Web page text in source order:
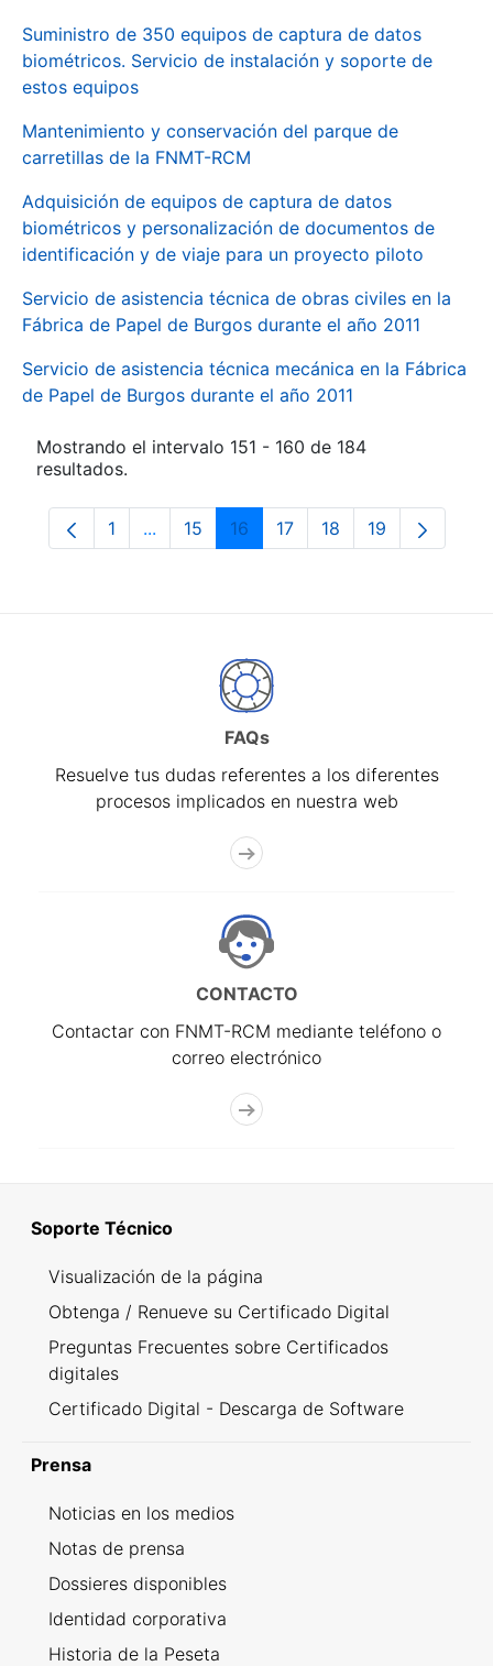
Suministro de 350 equipos de captura de datos
biométricos. Servicio de instalación y soporte de
estos equipos
Mantenimiento y conservación del parque de
carretillas de la FNMT-RCM
Adquisición de equipos de captura de datos
biométricos y personalización de documentos de
identificación y de viaje para un proyecto piloto
Servicio de asistencia técnica de obras civiles en la
Fábrica de Papel de Burgos durante el año 2011
Servicio de asistencia técnica mecánica en la Fábrica
de Papel de Burgos durante el año 2011
Mostrando el intervalo 151 - 160 de 184
resultados.
Página
1 ...Páginas intermedias Use TAB para
Página
15 Página
16 Página
17 Página
18 Página
19
FAQs
Resuelve tus dudas referentes a los diferentes
procesos implicados en nuestra web
CONTACTO
Contactar con FNMT-RCM mediante teléfono o
correo electrónico
Soporte Técnico
Visualización de la página
Obtenga / Renueve su Certificado Digital
Preguntas Frecuentes sobre Certificados
digitales
Certificado Digital - Descarga de Software
Prensa
Noticias en los medios
Notas de prensa
Dossieres disponibles
Identidad corporativa
Historia de la Peseta